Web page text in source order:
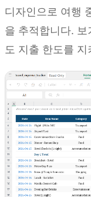
디자인으로 여행
을 추적합니다.
도 지출 한도를